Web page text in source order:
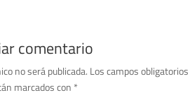
comentario
no será publicada. Los campos obligatorios
marcados con *